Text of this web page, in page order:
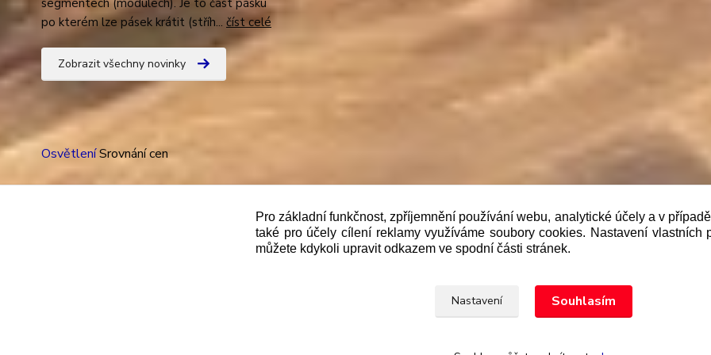
segmentech (modulech). Je to část pásku
po kterém lze pásek krátit (stříh... číst celé
Zobrazit všechny novinky
OsvětleníSrovnání cen
zákona č. 112/mmmmm2016 Sb. o evidenci tržeb je prodávající povinen vystavit kupujícímu účtenku.
správce daně online; v případě technického výpadku pak nejpozději do 48 hodin.“
Upravit sběr cookies.
Pro základní funkčnost, zpříjemnění používání webu, analytické účely a v
také pro účely cílení reklamy využíváme soubory cookies. Nastavení vlastních
můžete kdykoli upravit odkazem ve spodní části stránek.
Nastavení Souhlasím